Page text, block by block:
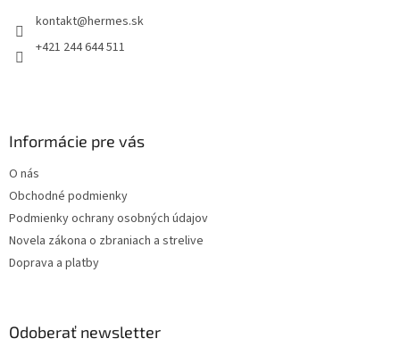
kontakt@hermes.sk
+421 244 644 511
Informácie pre vás
O nás
Obchodné podmienky
Podmienky ochrany osobných údajov
Novela zákona o zbraniach a strelive
Doprava a platby
Odoberať newsletter